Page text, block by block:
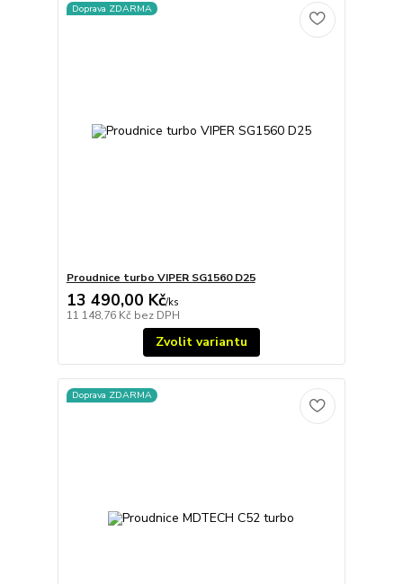
Doprava ZDARMA
Proudnice turbo VIPER SG1560 D25
13 490,00 Kč/ks
11 148,76 Kč bez DPH
Zvolit variantu
Doprava ZDARMA